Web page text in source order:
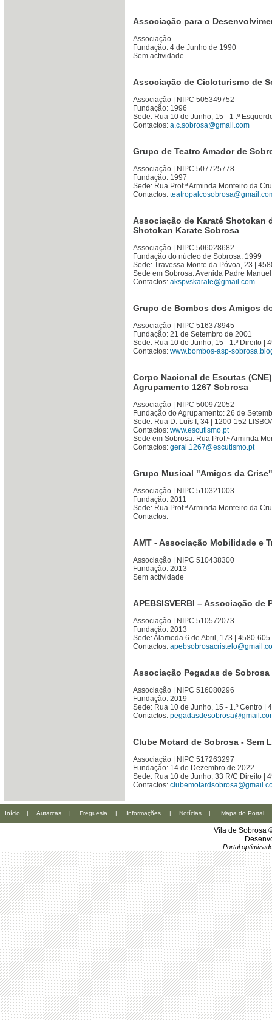
Associação para o
Associação
Fundação: 4 de Junho de 1990
Sem actividade
Associação de Cicloturismo de
Associação | NIPC 505349752
Fundação: 1996
Sede: Rua 10 de Junho, 15 - 1 .º
Contactos: a.c.sobrosa@gmail.com
Grupo de Teatro Amador de
Associação | NIPC 507725778
Fundação: 1997
Sede: Rua Prof.ª Arminda Monteiro da
Contactos:
Associação de Karaté Shotokan
Shotokan Karate Sobrosa
Associação | NIPC 506028682
Fundação do núcleo de Sobrosa: 1999
Sede: Travessa Monte da Póvoa, 23 |
Sede em Sobrosa: Avenida Padre
Contactos: akspvskarate@gmail.com
Grupo de Bombos dos Amigos
Associação | NIPC 516378945
Fundação: 21 de Setembro de 2001
Sede: Rua 10 de Junho, 15 - 1.º Direito |
Contactos: www.bombos-asp-
Corpo Nacional de Escutas
Agrupamento 1267 Sobrosa
Associação | NIPC 500972052
Fundação do Agrupamento: 26 de
Sede: Rua D. Luís I, 34 | 1200-152
Contactos: www.escutismo.pt
Sede em Sobrosa: Rua Prof.ª Arminda
Contactos: geral.1267@escutismo.pt
Grupo Musical "Amigos da Crise"
Associação | NIPC 510321003
Fundação: 2011
Sede: Rua Prof.ª Arminda Monteiro da
Contactos:
AMT - Associação Mobilidade e
Associação | NIPC 510438300
Fundação: 2013
Sem actividade
APEBSISVERBI – Associação
Associação | NIPC 510572073
Fundação: 2013
Sede: Alameda 6 de Abril, 173 | 4580-605
Contactos:
Associação Pegadas de Sobrosa
Associação | NIPC 516080296
Fundação: 2019
Sede: Rua 10 de Junho, 15 - 1.º Centro |
Contactos:
Clube Motard de Sobrosa - Sem
Associação | NIPC 517263297
Fundação: 14 de Dezembro de 2022
Sede: Rua 10 de Junho, 33 R/C Direito |
Contactos:
Início | Autarcas | Freguesia | Informações | Notícias | Mapa do Portal
Vila de Sobrosa
Portal